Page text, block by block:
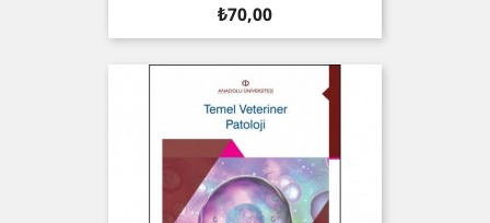
Fiyat
₺70,00